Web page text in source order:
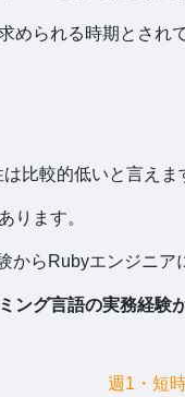
められる時期とされ
比較的低いと言えま
ります。
らRubyエンジニア
ング言語の実務経
週1・短